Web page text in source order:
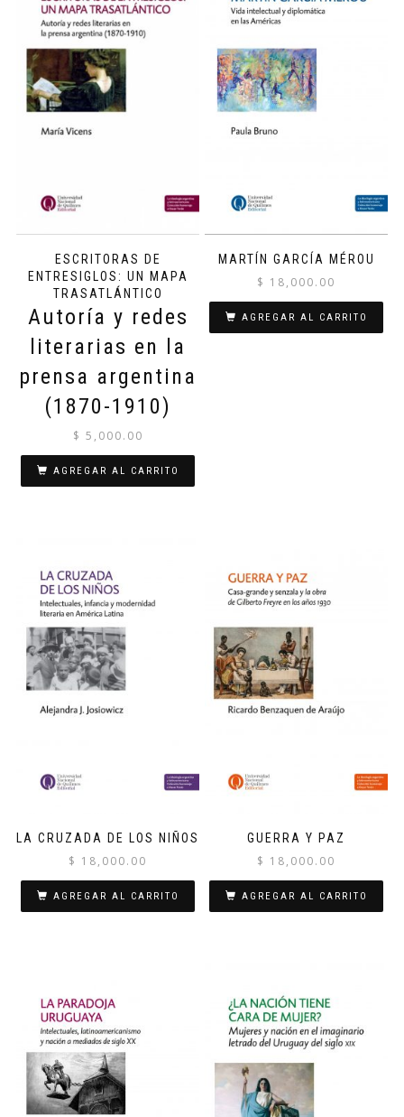
ESCRITORAS DE
ENTRESIGLOS: UN MAPA
TRASATLÁNTICO
Autoría y redes
literarias en la
prensa argentina
(1870-1910)
$ 5,000.00
AGREGAR AL CARRITO
MARTÍN GARCÍA MÉROU
$ 18,000.00
AGREGAR AL CARRITO
LA CRUZADA DE LOS NIÑOS
$ 18,000.00
AGREGAR AL CARRITO
GUERRA Y PAZ
$ 18,000.00
AGREGAR AL CARRITO